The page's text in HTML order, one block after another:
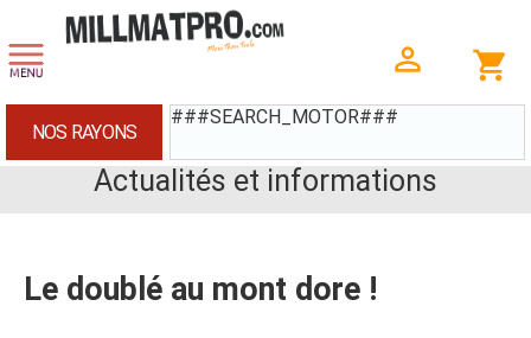
###SEARCH_MOTOR###
NOS RAYONS
Actualités et informations
Le doublé au mont dore !